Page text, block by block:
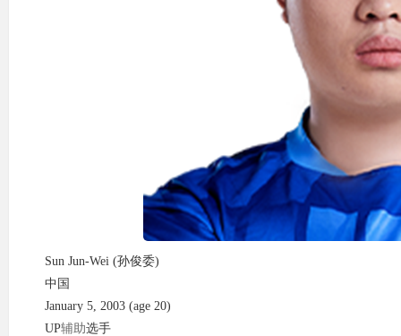
Sun Jun-Wei (孙俊委)
中国
January 5, 2003 (age 20)
UP辅助选手